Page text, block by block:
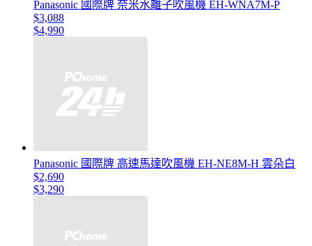
Panasonic 國際牌 奈米水離子吹風機 EH-WNA7M-P
$3,088
$4,990
Panasonic 國際牌 高速馬達吹風機 EH-NE8M-H 雲朵白
$2,690
$3,290